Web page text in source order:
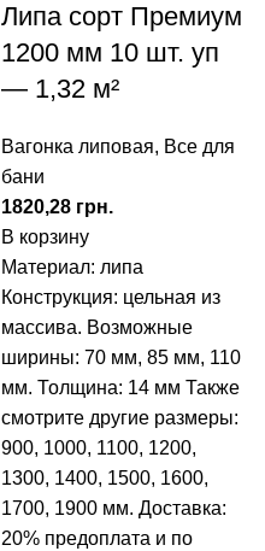
Липа сорт Премиум
1200 мм 10 шт. уп
— 1,32 м²
Вагонка липовая, Все для
бани
грн.
В корзину
Материал: липа
Конструкция: цельная из
массива. Возможные
ширины: 70 мм, 85 мм, 110
мм. Толщина: 14 мм Также
смотрите другие размеры:
900, 1000, 1100, 1200,
1300, 1400, 1500, 1600,
1700, 1900 мм. Доставка:
20% предоплата и по